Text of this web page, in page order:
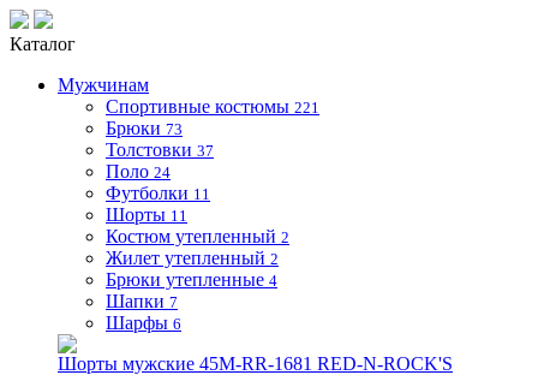
Каталог
Мужчинам
Спортивные костюмы 221
Брюки 73
Толстовки 37
Поло 24
Футболки 11
Шорты 11
Костюм утепленный 2
Жилет утепленный 2
Брюки утепленные 4
Шапки 7
Шарфы 6
Шорты мужские 45M-RR-1681 RED-N-ROCK'S